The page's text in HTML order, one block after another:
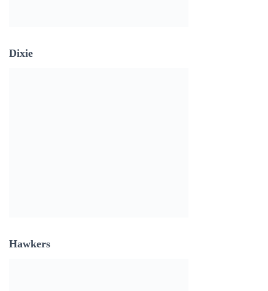
Dixie
Hawkers